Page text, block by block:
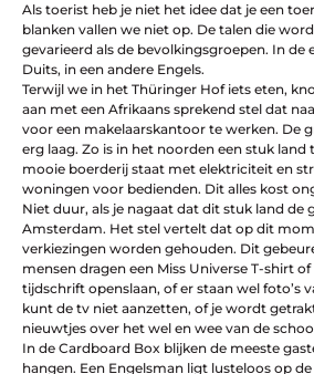
Als toerist heb je niet het idee dat je een
blanken vallen we niet op. De talen die
gevarieerd als de bevolkingsgroepen. In de
Duits, in een andere Engels.
Terwijl we in het Thüringer Hof iets eten,
aan met een Afrikaans sprekend stel dat
voor een makelaarskantoor te werken. De
erg laag. Zo is in het noorden een stuk land
mooie boerderij staat met elektriciteit en
woningen voor bedienden. Dit alles kost
Niet duur, als je nagaat dat dit stuk land de
Amsterdam. Het stel vertelt dat op dit
verkiezingen worden gehouden. Dit
mensen dragen een Miss Universe T-shirt
tijdschrift openslaan, of er staan wel foto’s
kunt de tv niet aanzetten, of je wordt
nieuwtjes over het wel en wee van de
In de Cardboard Box blijken de meeste
hangen. Een Engelsman ligt lusteloos op